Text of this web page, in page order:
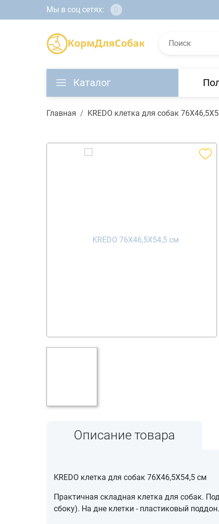
Мы в соц сетях:
Каталог
Главная KREDO клетка для собак
Описание товара
KREDO клетка для собак 76Х46,5Х54,5 см
Практичная складная клетка для собак.
сбоку). На дне клетки - пластиковый